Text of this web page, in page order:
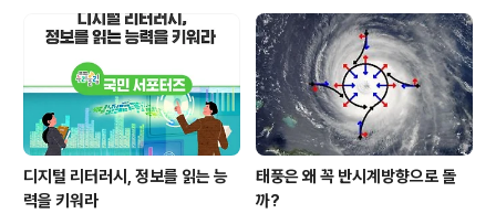
디지털 리터러시, 정보를 읽는 능
력을 키워라
태풍은 왜 꼭 반시계방향으로 돌
까?